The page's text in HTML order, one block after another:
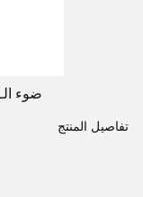
ضوء الـ 130lm / W قابل للتخفيف ، أضواء الـ LED
تفاصيل المنتج